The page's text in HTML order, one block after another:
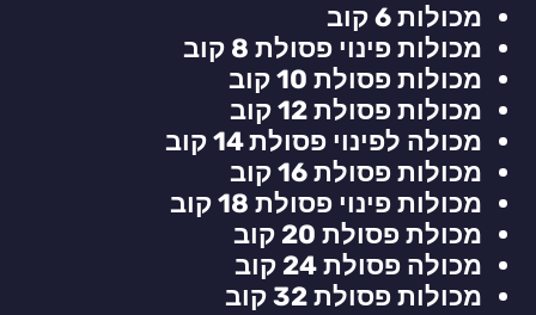
מכולות 6 קוב
מכולות פינוי פסולת 8 קוב
מכולות פסולת 10 קוב
מכולות פסולת 12 קוב
מכולה לפינוי פסולת 14 קוב
מכולות פסולת 16 קוב
מכולות פינוי פסולת 18 קוב
מכולת פסולת 20 קוב
מכולה פסולת 24 קוב
מכולות פסולת 32 קוב